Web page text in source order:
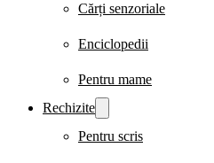
Cărți senzoriale
Enciclopedii
Pentru mame
Rechizite
Pentru scris